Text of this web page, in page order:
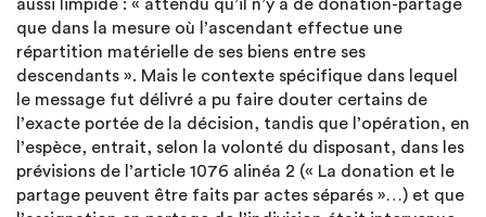
aussi limpide : « attendu qu’il n’y a de donation-partage
que dans la mesure où l’ascendant effectue une
répartition matérielle de ses biens entre ses
descendants ». Mais le contexte spécifique dans lequel
le message fut délivré a pu faire douter certains de
l’exacte portée de la décision, tandis que l’opération, en
l’espèce, entrait, selon la volonté du disposant, dans les
prévisions de l’article 1076 alinéa 2 (« La donation et le
partage peuvent être faits par actes séparés »…) et que